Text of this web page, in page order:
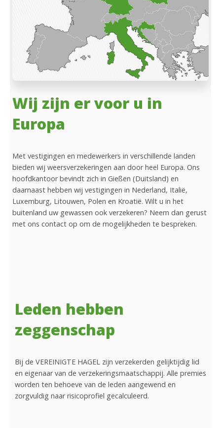
Wij zijn er voor u in
Europa
Met vestigingen en medewerkers in verschillende landen
bieden wij weersverzekeringen aan door heel Europa. Ons
hoofdkantoor bevindt zich in Gießen (Duitsland) en
daarnaast hebben wij vestigingen in Nederland, Italië,
Luxemburg, Litouwen, Polen en Kroatië. Wilt u in het
buitenland uw gewassen ook verzekeren? Neem dan gerust
met ons contact op om de mogelijkheden te bespreken.
Leden hebben
zeggenschap
Bij de VEREINIGTE HAGEL zijn verzekerden gelijktijdig lid
en eigenaar van de verzekeringsmaatschappij. Alle premies
worden ten behoeve van de leden aangewend en
zorgvuldig naar risicoprofiel gecalculeerd.